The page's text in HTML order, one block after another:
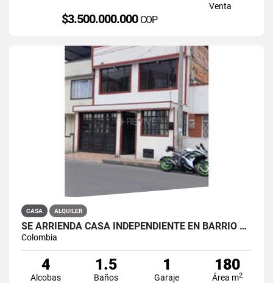
Venta
$3.500.000.000 COP
CASA ALQUILER
SE ARRIENDA CASA INDEPENDIENTE EN BARRIO QUIROGA SUR
Colombia
4
Alcobas
1.5
Baños
1
Garaje
180
Área m2